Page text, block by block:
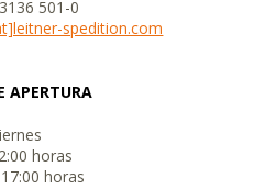
501-0
spedition.com
APERTURA
horas
horas